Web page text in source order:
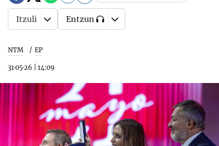
NTM EP
31·05·26 14:09
Itzuli Entzun